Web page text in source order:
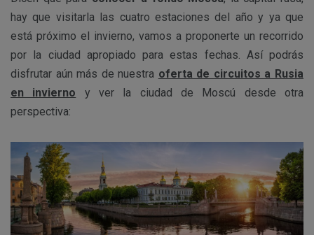
hay que visitarla las cuatro estaciones del año y ya que
está próximo el invierno, vamos a proponerte un recorrido
por la ciudad apropiado para estas fechas. Así podrás
disfrutar aún más de nuestra oferta de circuitos a Rusia
en invierno y ver la ciudad de Moscú desde otra
perspectiva: